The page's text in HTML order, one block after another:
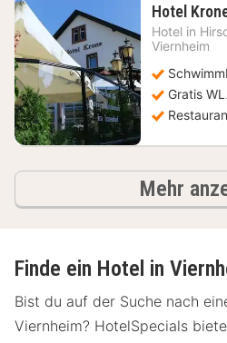
Hotel
Hotel in
Viernheim
Gratis
Mehr
Finde ein Hotel in
Bist du auf der Suche nach
Viernheim? HotelSpecials